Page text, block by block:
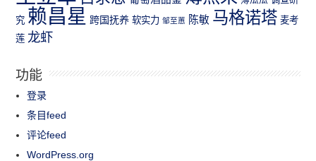
究 赖昌星 跨国抚养 软实力 邹至蕙 陈敏 马格诺塔 麦考
莲 龙虾
功能
登录
条目feed
评论feed
WordPress.org